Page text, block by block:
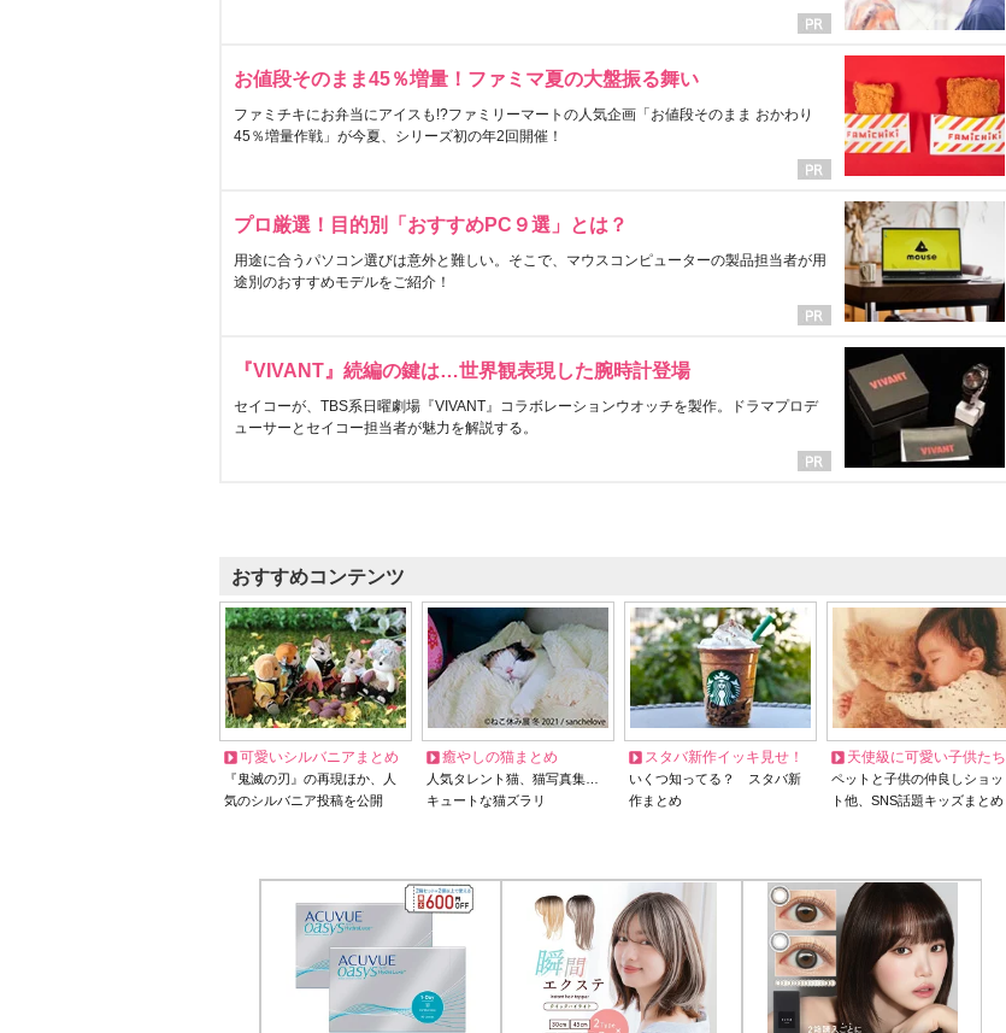
お値段そのまま45％増量！ファミマ夏の大盤振る舞い
ファミチキにお弁当にアイスも!?ファミリーマートの人気企画「お値段そのまま おかわり
45％増量作戦」が今夏、シリーズ初の年2回開催！
プロ厳選！目的別「おすすめPC９選」とは？
用途に合うパソコン選びは意外と難しい。そこで、マウスコンピューターの製品担当者が用
途別のおすすめモデルをご紹介！
『VIVANT』続編の鍵は…世界観表現した腕時計登場
セイコーが、TBS系日曜劇場『VIVANT』コラボレーションウオッチを製作。ドラマプロデ
ューサーとセイコー担当者が魅力を解説する。
おすすめコンテンツ
可愛いシルバニアまとめ
『鬼滅の刃』の再現ほか、人
気のシルバニア投稿を公開
癒やしの猫まとめ
人気タレント猫、猫写真集…
キュートな猫ズラリ
スタバ新作イッキ見せ！
いくつ知ってる？ スタバ新
作まとめ
天使級に可愛い子供たち
ペットと子供の仲良しショッ
ト他、SNS話題キッズまとめ